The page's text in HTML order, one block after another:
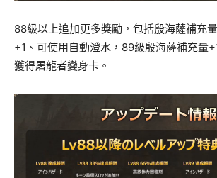
88級以上追加更多獎勵，包括殷海薩補充
+1、可使用自動澄水，89級殷海薩補充量
獲得屠龍者變身卡。